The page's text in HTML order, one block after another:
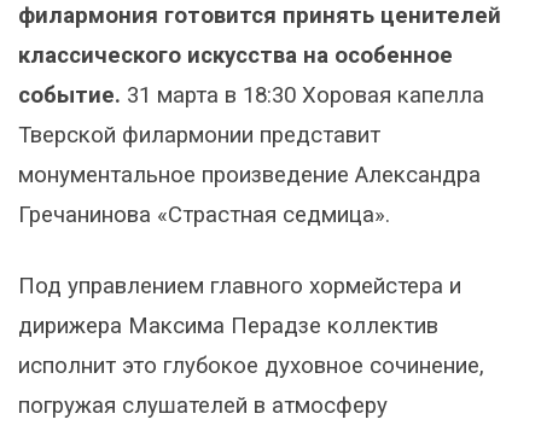
филармония готовится принять ценителей
классического искусства на особенное
событие. 31 марта в 18:30 Хоровая капелла
Тверской филармонии представит
монументальное произведение Александра
Гречанинова «Страстная седмица».
Под управлением главного хормейстера и
дирижера Максима Перадзе коллектив
исполнит это глубокое духовное сочинение,
погружая слушателей в атмосферу